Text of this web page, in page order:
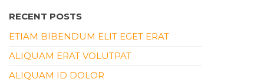
RECENT POSTS
ETIAM BIBENDUM ELIT EGET ERAT
ALIQUAM ERAT VOLUTPAT
ALIQUAM ID DOLOR